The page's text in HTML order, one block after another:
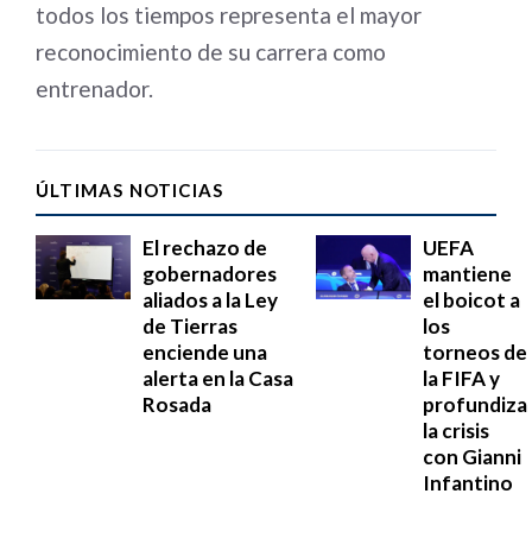
todos los tiempos representa el mayor
reconocimiento de su carrera como
entrenador.
ÚLTIMAS NOTICIAS
El rechazo de
gobernadores
aliados a la Ley
de Tierras
enciende una
alerta en la Casa
Rosada
UEFA
mantiene
el boicot a
los
torneos de
la FIFA y
profundiza
la crisis
con Gianni
Infantino